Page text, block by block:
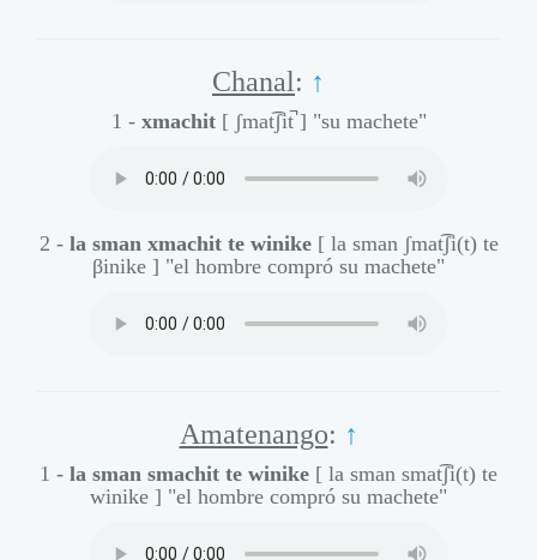
Chanal: ↑
1 - xmachit [ ʃmat͡ʃit̚ ] "su machete"
2 - la sman xmachit te winike [ la sman ʃmat͡ʃi(t) te
βinike ] "el hombre compró su machete"
Amatenango: ↑
1 - la sman smachit te winike [ la sman smat͡ʃi(t) te
winike ] "el hombre compró su machete"